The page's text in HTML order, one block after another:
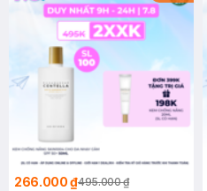
266.000 ₫495.000 ₫